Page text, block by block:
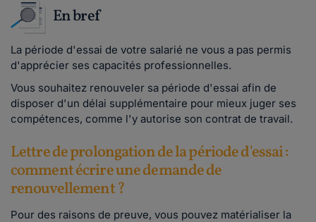
En bref
La période d'essai de votre salarié ne vous a pas permis
d'apprécier ses capacités professionnelles.
Vous souhaitez renouveler sa période d'essai afin de
disposer d'un délai supplémentaire pour mieux juger ses
compétences, comme l'y autorise son contrat de travail.
Lettre de prolongation de la période d'essai :
comment écrire une demande de
renouvellement ?
Pour des raisons de preuve, vous pouvez matérialiser la